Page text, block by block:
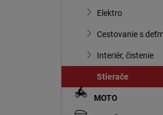
Elektro
Cestovanie s
Interiér, čistenie
Stierače
MOTO